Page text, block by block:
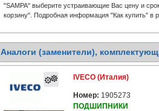
"SAMPA" выберите устраивающие Вас цену и
корзину". Подробная информация "Как купить" в
Аналоги (заменители),
IVECO (Италия)
Номер: 1905273
ПОДШИПНИКИ